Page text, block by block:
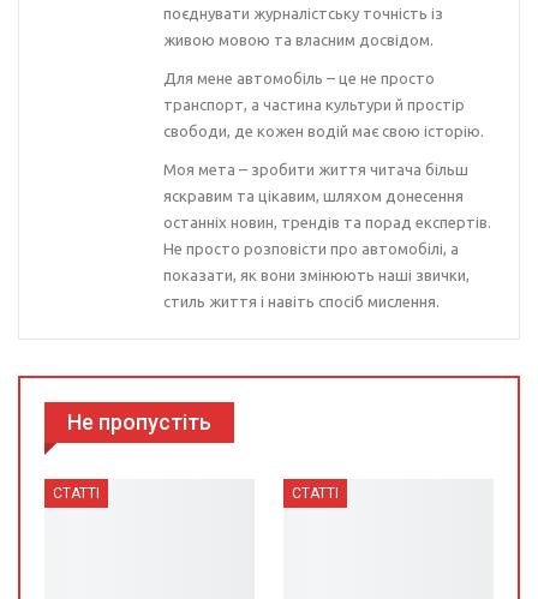
поєднувати журналістську точність із
живою мовою та власним досвідом.
Для мене автомобіль – це не просто
транспорт, а частина культури й простір
свободи, де кожен водій має свою історію.
Моя мета – зробити життя читача більш
яскравим та цікавим, шляхом донесення
останніх новин, трендів та порад експертів.
Не просто розповісти про автомобілі, а
показати, як вони змінюють наші звички,
стиль життя і навіть спосіб мислення.
Не пропустіть
СТАТТІ СТАТТІ